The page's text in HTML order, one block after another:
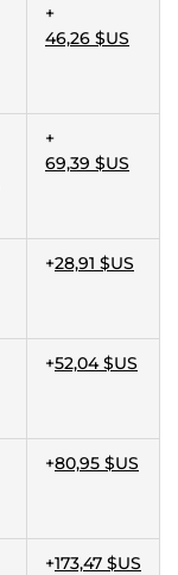
+
46,26 $US
+
69,39 $US
+28,91 $US
+52,04 $US
+80,95 $US
+173,47 $US